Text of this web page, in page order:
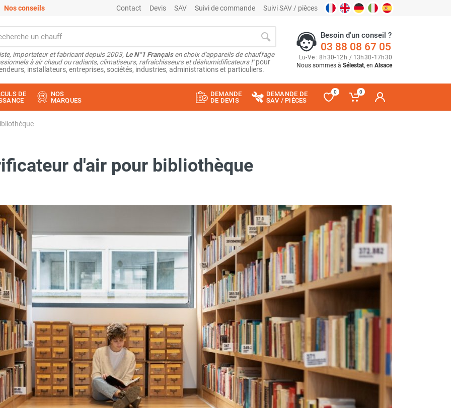
Nos conseils Contact Devis SAV Suivi de commande Suivi SAV / pièces
importateur et fabricant depuis 2003, Le N°1 Françaisen choix d'appareils de chauffage
à air chaud ou radiants, climatiseurs, rafraîchisseurs et déshumidificateurs !"pour
installateurs, entreprises, sociétés, industries, administrations et particuliers.
Besoin d'un conseil ?
03 88 08 67 05
Lu-Ve : 8h30-12h / 13h30-17h30
Nous sommes à Sélestat, en Alsace
DE
NOS
MARQUES
DEMANDE
DE DEVIS
DEMANDE DE
SAV / PIÈCES
0 0
d'air pour bibliothèque